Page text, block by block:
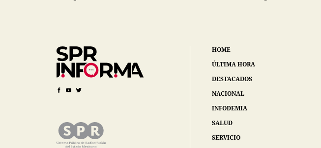
HOME
ÚLTIMA HORA
DESTACADOS
NACIONAL
INFODEMIA
SALUD
SERVICIO